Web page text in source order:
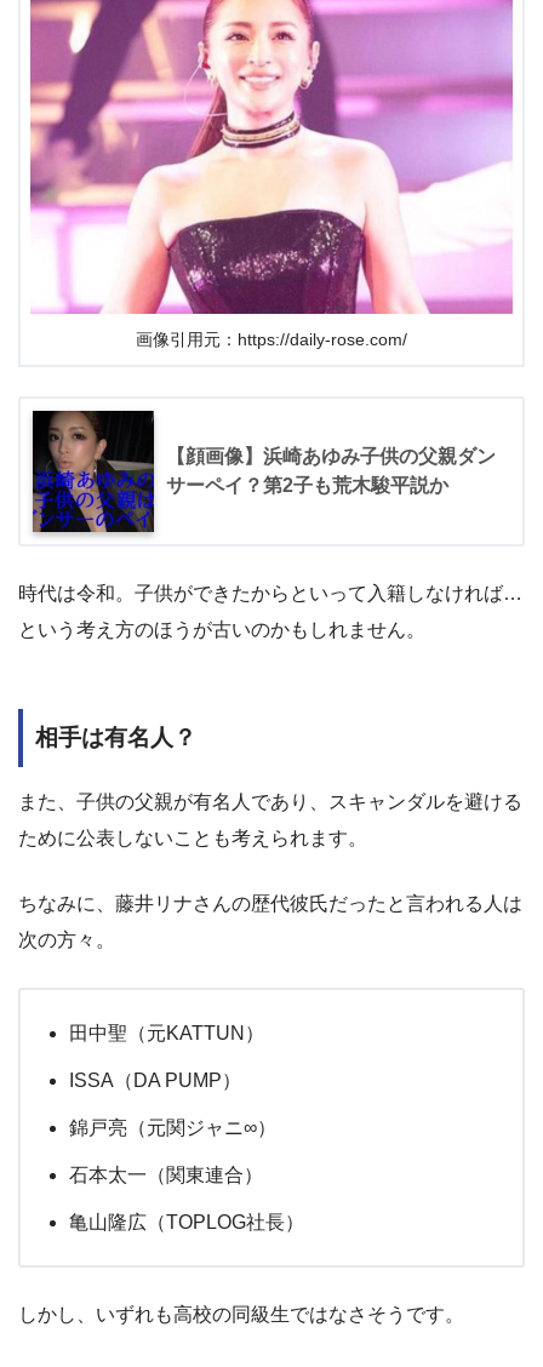
画像引用元：https://daily-rose.com/
【顔画像】浜崎あゆみ子供の父親ダン
サーペイ？第2子も荒木駿平説か
時代は令和。子供ができたからといって入籍しなければ…
という考え方のほうが古いのかもしれません。
相手は有名人？
また、子供の父親が有名人であり、スキャンダルを避ける
ために公表しないことも考えられます。
ちなみに、藤井リナさんの歴代彼氏だったと言われる人は
次の方々。
田中聖（元KATTUN）
ISSA（DA PUMP）
錦戸亮（元関ジャニ∞）
石本太一（関東連合）
亀山隆広（TOPLOG社長）
しかし、いずれも高校の同級生ではなさそうです。